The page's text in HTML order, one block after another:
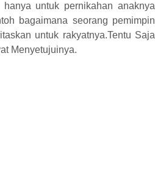
untuk pernikahan anaknya
bagaimana seorang pemimpin
untuk rakyatnya.Tentu Saja
Menyetujuinya.